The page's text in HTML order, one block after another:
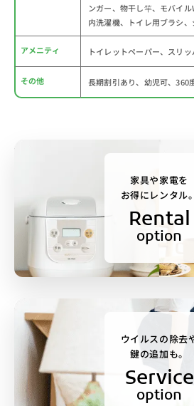
ンガー、物干し竿、モバイ
内洗濯機、トイレ用ブラシ
アメニティ トイレットペーパー、スリッ
その他 長期割引あり、幼児可、360
家具や家電を
お得にレンタル。
Rental
option
ウイルスの除去
鍵の追加も。
Service
option